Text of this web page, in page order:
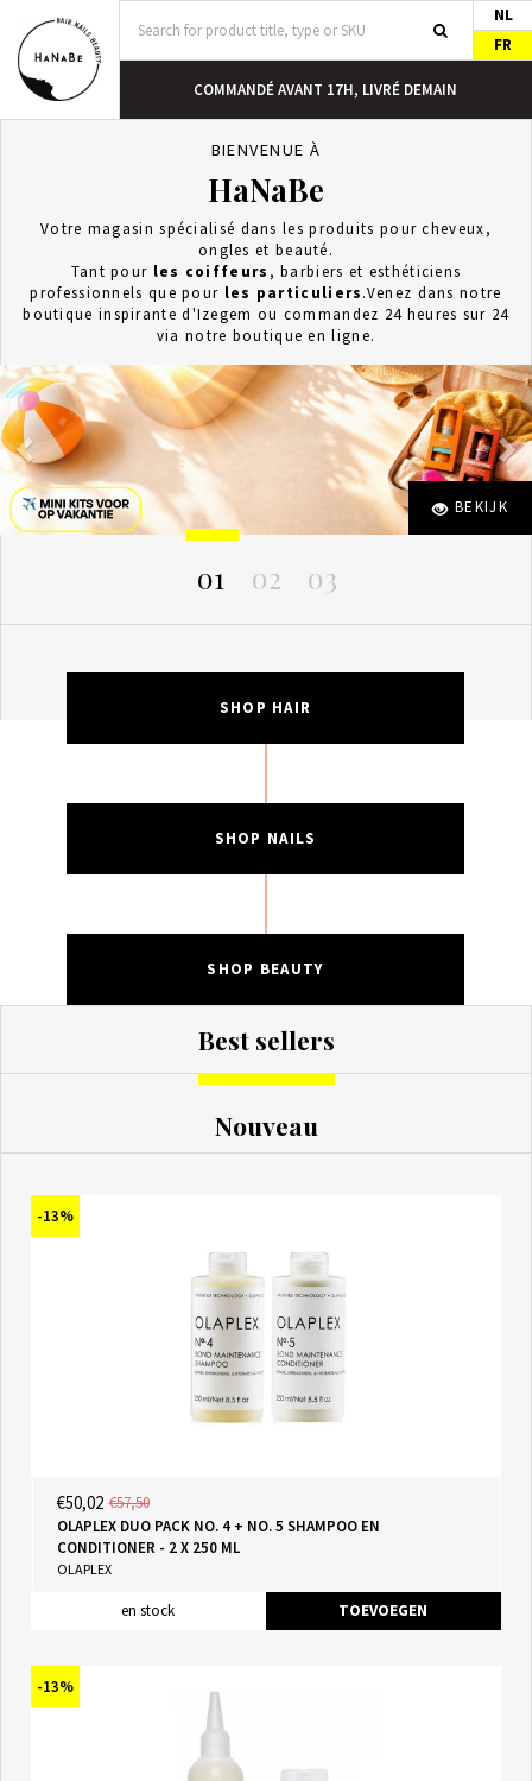
NL
FR
LIVRAISON GRATUITE À PARTIR DE 40 EUROS
BIENVENUE À
HaNaBe
Votre magasin spécialisé dans les produits pour cheveux,
ongles et beauté.
Tant pour les coiffeurs , barbiers et esthéticiens
professionnels que pour les particuliers.Venez dans notre
boutique inspirante d'Izegem ou commandez 24 heures sur 24
via notre boutique en ligne.
BEKIJK
01 02 03
SHOP HAIR
SHOP NAILS
SHOP BEAUTY
Best sellers
Nouveau
-13%
€50,02 €57,50
OLAPLEX DUO PACK NO. 4 + NO. 5 SHAMPOO EN
CONDITIONER - 2 X 250 ML
OLAPLEX
en stock TOEVOEGEN
-13%